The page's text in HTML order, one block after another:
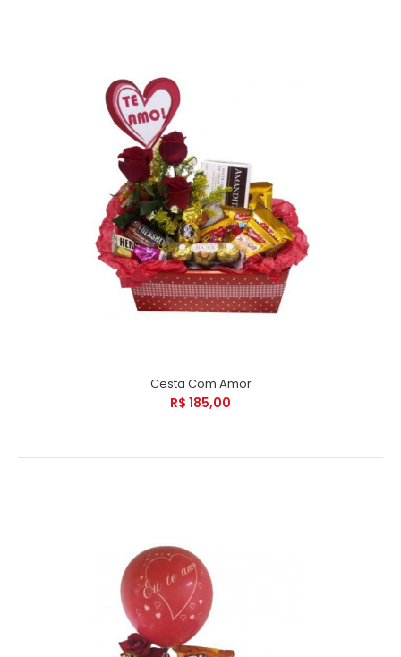
Cesta Com Amor
R$ 185,00